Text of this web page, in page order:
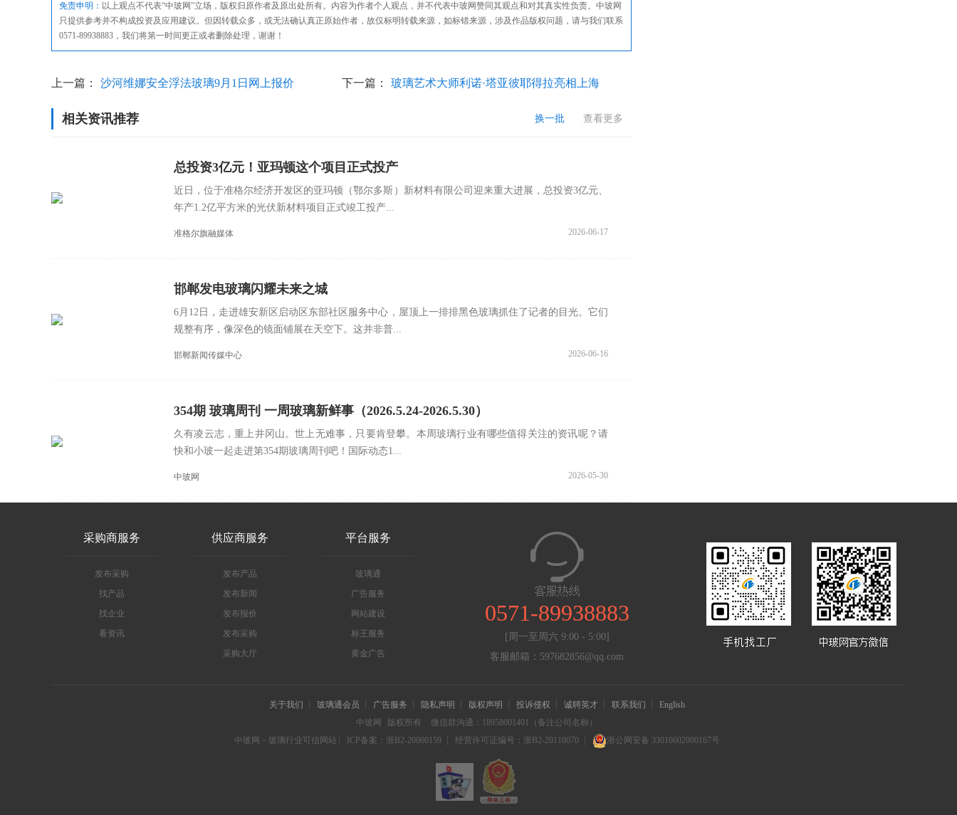
免责申明： 以上观点不代表“中玻网”立场，版权归原作者及原出处所有。内容为作者个人观点，并不代表中玻网赞同其观点和对其真实性负责。中玻网
只提供参考并不构成投资及应用建议。但因转载众多，或无法确认真正原始作者，故仅标明转载来源，如标错来源，涉及作品版权问题，请与我们联系
0571-89938883，我们将第一时间更正或者删除处理，谢谢！
上一篇： 沙河维娜安全浮法玻璃9月1日网上报价 下一篇： 玻璃艺术大师利诺·塔亚彼耶得拉亮相上海
相关资讯推荐 查看更多
换一批
总投资3亿元！亚玛顿这个项目正式投产
近日，位于准格尔经济开发区的亚玛顿（鄂尔多斯）新材料有限公司迎来重大进展，总投资3亿元、
年产1.2亿平方米的光伏新材料项目正式竣工投产...
准格尔旗融媒体 2026-06-17
邯郸发电玻璃闪耀未来之城
6月12日，走进雄安新区启动区东部社区服务中心，屋顶上一排排黑色玻璃抓住了记者的目光。它们
规整有序，像深色的镜面铺展在天空下。这并非普...
邯郸新闻传媒中心 2026-06-16
354期 玻璃周刊 一周玻璃新鲜事（2026.5.24-2026.5.30）
久有凌云志，重上井冈山。世上无难事，只要肯登攀。本周玻璃行业有哪些值得关注的资讯呢？请
快和小玻一起走进第354期玻璃周刊吧！国际动态1...
中玻网 2026-05-30
采购商服务
发布采购
找产品
找企业
看资讯
供应商服务
发布产品
发布新闻
发布报价
发布采购
采购大厅
平台服务
玻璃通
广告服务
网站建设
标王服务
黄金广告
0571-89938883
[周一至周六 9:00 - 5:00]
客服邮箱：597682856@qq.com
关于我们 玻璃通会员 广告服务 隐私声明 版权声明 投诉侵权 诚聘英才 联系我们
English
中玻网
版权所有
微信群沟通：18958001401（备注公司名称）
中玻网－玻璃行业可信网站
ICP备案：浙B2-20060159 经营许可证编号：浙B2-20110070 浙公网安备 33010602000167号